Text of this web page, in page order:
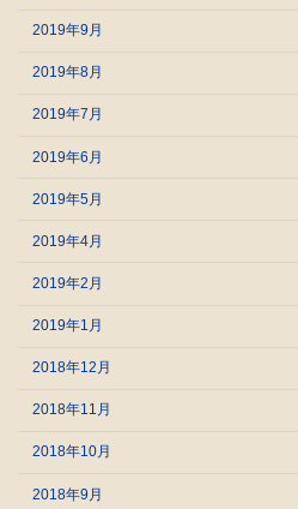
2019年9月
2019年8月
2019年7月
2019年6月
2019年5月
2019年4月
2019年2月
2019年1月
2018年12月
2018年11月
2018年10月
2018年9月